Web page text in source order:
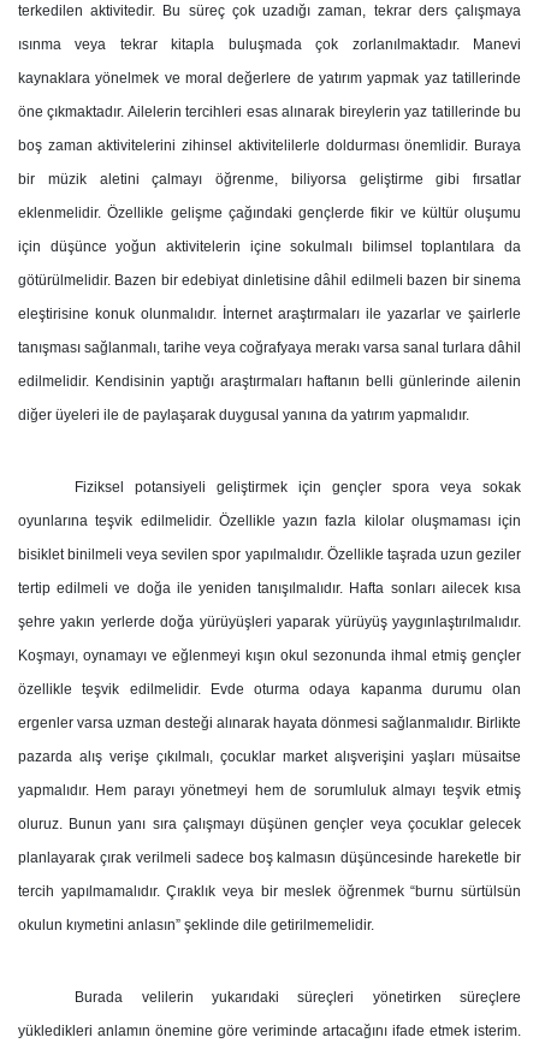
terkedilen aktivitedir. Bu süreç çok uzadığı zaman, tekrar ders çalışmaya
ısınma veya tekrar kitapla buluşmada çok zorlanılmaktadır. Manevi
kaynaklara yönelmek ve moral değerlere de yatırım yapmak yaz tatillerinde
öne çıkmaktadır. Ailelerin tercihleri esas alınarak bireylerin yaz tatillerinde bu
boş zaman aktivitelerini zihinsel aktivitelilerle doldurması önemlidir. Buraya
bir müzik aletini çalmayı öğrenme, biliyorsa geliştirme gibi fırsatlar
eklenmelidir. Özellikle gelişme çağındaki gençlerde fikir ve kültür oluşumu
için düşünce yoğun aktivitelerin içine sokulmalı bilimsel toplantılara da
götürülmelidir. Bazen bir edebiyat dinletisine dâhil edilmeli bazen bir sinema
eleştirisine konuk olunmalıdır. İnternet araştırmaları ile yazarlar ve şairlerle
tanışması sağlanmalı, tarihe veya coğrafyaya merakı varsa sanal turlara dâhil
edilmelidir. Kendisinin yaptığı araştırmaları haftanın belli günlerinde ailenin
diğer üyeleri ile de paylaşarak duygusal yanına da yatırım yapmalıdır.
Fiziksel potansiyeli geliştirmek için gençler spora veya sokak
oyunlarına teşvik edilmelidir. Özellikle yazın fazla kilolar oluşmaması için
bisiklet binilmeli veya sevilen spor yapılmalıdır. Özellikle taşrada uzun geziler
tertip edilmeli ve doğa ile yeniden tanışılmalıdır. Hafta sonları ailecek kısa
şehre yakın yerlerde doğa yürüyüşleri yaparak yürüyüş yaygınlaştırılmalıdır.
Koşmayı, oynamayı ve eğlenmeyi kışın okul sezonunda ihmal etmiş gençler
özellikle teşvik edilmelidir. Evde oturma odaya kapanma durumu olan
ergenler varsa uzman desteği alınarak hayata dönmesi sağlanmalıdır. Birlikte
pazarda alış verişe çıkılmalı, çocuklar market alışverişini yaşları müsaitse
yapmalıdır. Hem parayı yönetmeyi hem de sorumluluk almayı teşvik etmiş
oluruz. Bunun yanı sıra çalışmayı düşünen gençler veya çocuklar gelecek
planlayarak çırak verilmeli sadece boş kalmasın düşüncesinde hareketle bir
tercih yapılmamalıdır. Çıraklık veya bir meslek öğrenmek “burnu sürtülsün
okulun kıymetini anlasın” şeklinde dile getirilmemelidir.
Burada velilerin yukarıdaki süreçleri yönetirken süreçlere
yükledikleri anlamın önemine göre veriminde artacağını ifade etmek isterim.